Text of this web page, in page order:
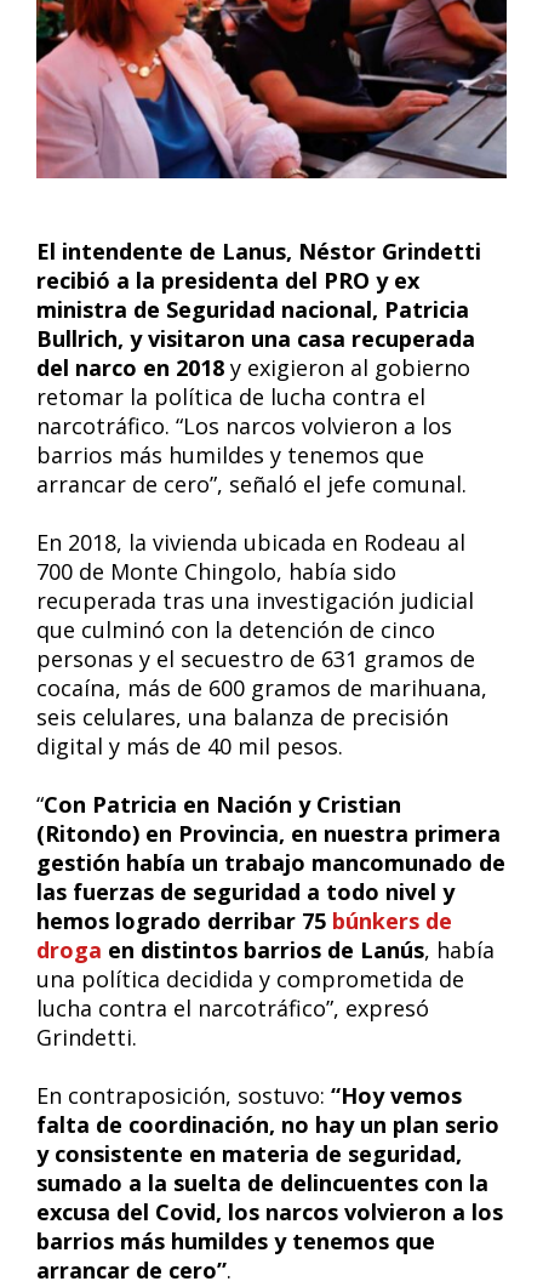
El intendente de Lanus, Néstor Grindetti
recibió a la presidenta del PRO y ex
ministra de Seguridad nacional, Patricia
Bullrich, y visitaron una casa recuperada
del narco en 2018 y exigieron al gobierno
retomar la política de lucha contra el
narcotráfico. “Los narcos volvieron a los
barrios más humildes y tenemos que
arrancar de cero”, señaló el jefe comunal.
En 2018, la vivienda ubicada en Rodeau al
700 de Monte Chingolo, había sido
recuperada tras una investigación judicial
que culminó con la detención de cinco
personas y el secuestro de 631 gramos de
cocaína, más de 600 gramos de marihuana,
seis celulares, una balanza de precisión
digital y más de 40 mil pesos.
“Con Patricia en Nación y Cristian
(Ritondo) en Provincia, en nuestra primera
gestión había un trabajo mancomunado de
las fuerzas de seguridad a todo nivel y
hemos logrado derribar 75 búnkers de
droga en distintos barrios de Lanús, había
una política decidida y comprometida de
lucha contra el narcotráfico”, expresó
Grindetti.
En contraposición, sostuvo: “Hoy vemos
falta de coordinación, no hay un plan serio
y consistente en materia de seguridad,
sumado a la suelta de delincuentes con la
excusa del Covid, los narcos volvieron a los
barrios más humildes y tenemos que
arrancar de cero”.